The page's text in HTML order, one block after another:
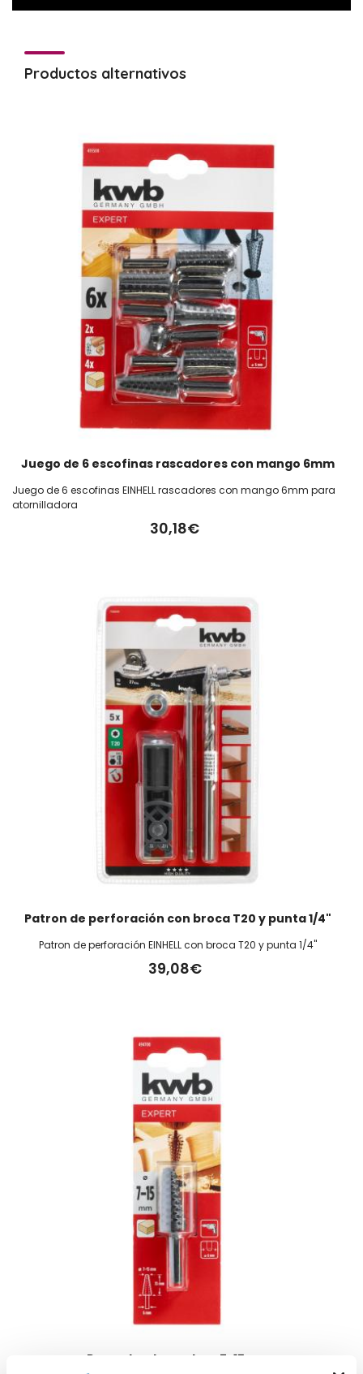
Productos alternativos
Juego de 6 escofinas rascadores con mango 6mm
Juego de 6 escofinas EINHELL rascadores con mango 6mm para
atornilladora
30,18€
Patron de perforación con broca T20 y punta 1/4"
Patron de perforación EINHELL con broca T20 y punta 1/4"
39,08€
Rascador de madera 7-15mm